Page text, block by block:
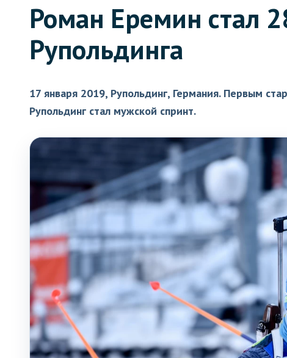
Роман Еремин стал
Рупольдинга
17 января 2019, Рупольдинг, Германия. Первым
Рупольдинг стал мужской спринт.